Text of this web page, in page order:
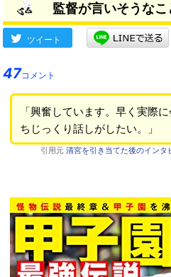
監督が言いそうなこ
ツイート
47コメント
「興奮しています。早く実際
ちじっくり話しがしたい。」
引用元 清宮を引き当てた後のインタ